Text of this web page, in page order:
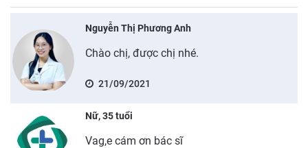
Nguyễn Thị Phương Anh
Chào chị, được chị nhé.
21/09/2021
Nữ, 35 tuổi
Vag,e cám ơn bác sĩ